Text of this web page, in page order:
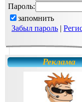
Пароль:
запомнить
Забыл пароль |
Реклама